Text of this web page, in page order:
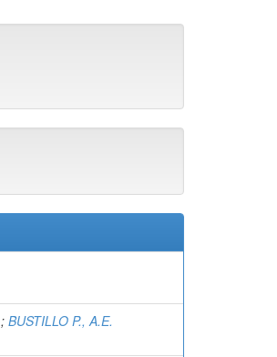
; BUSTILLO P., A.E.